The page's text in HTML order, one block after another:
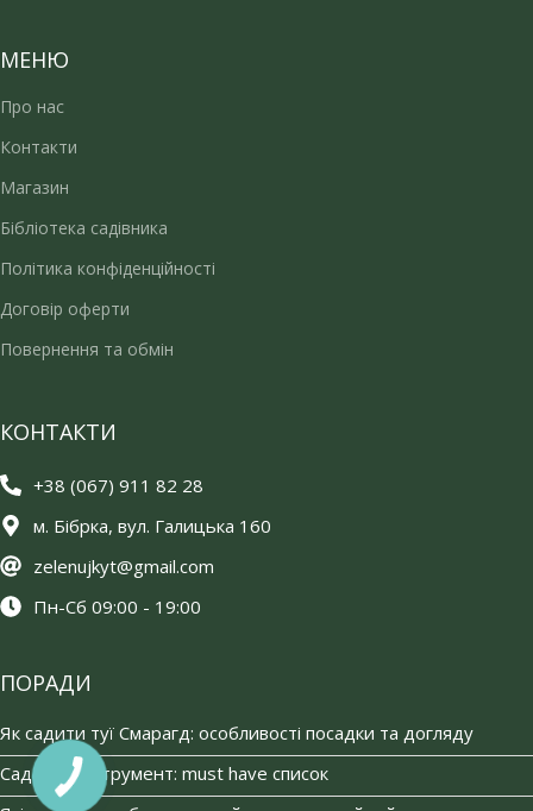
МЕНЮ
Про нас
Контакти
Магазин
Бібліотека садівника
Політика конфіденційності
Договір оферти
Повернення та обмін
КОНТАКТИ
+38 (067) 911 82 28
м. Бібрка, вул. Галицька 160
zelenujkyt@gmail.com
Пн-Сб 09:00 - 19:00
ПОРАДИ
Як садити туї Смарагд: особливості посадки та догляду
Садовий інструмент: must have список